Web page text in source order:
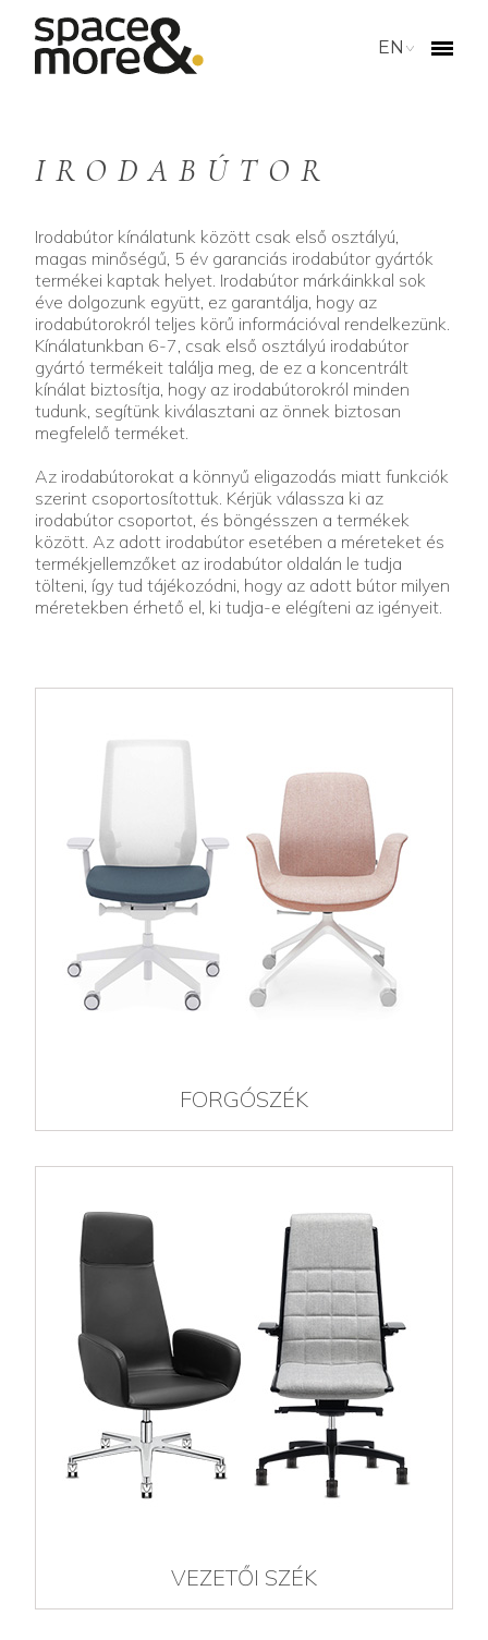
EN
IRODABÚTOR
Irodabútor kínálatunk között csak első osztályú,
magas minőségű, 5 év garanciás irodabútor gyártók
termékei kaptak helyet. Irodabútor márkáinkkal sok
éve dolgozunk együtt, ez garantálja, hogy az
irodabútorokról teljes körű információval rendelkezünk.
Kínálatunkban 6-7, csak első osztályú irodabútor
gyártó termékeit találja meg, de ez a koncentrált
kínálat biztosítja, hogy az irodabútorokról minden
tudunk, segítünk kiválasztani az önnek biztosan
megfelelő terméket.
Az irodabútorokat a könnyű eligazodás miatt funkciók
szerint csoportosítottuk. Kérjük válassza ki az
irodabútor csoportot, és böngésszen a termékek
között. Az adott irodabútor esetében a méreteket és
termékjellemzőket az irodabútor oldalán le tudja
tölteni, így tud tájékozódni, hogy az adott bútor milyen
méretekben érhető el, ki tudja-e elégíteni az igényeit.
FORGÓSZÉK
VEZETŐI SZÉK